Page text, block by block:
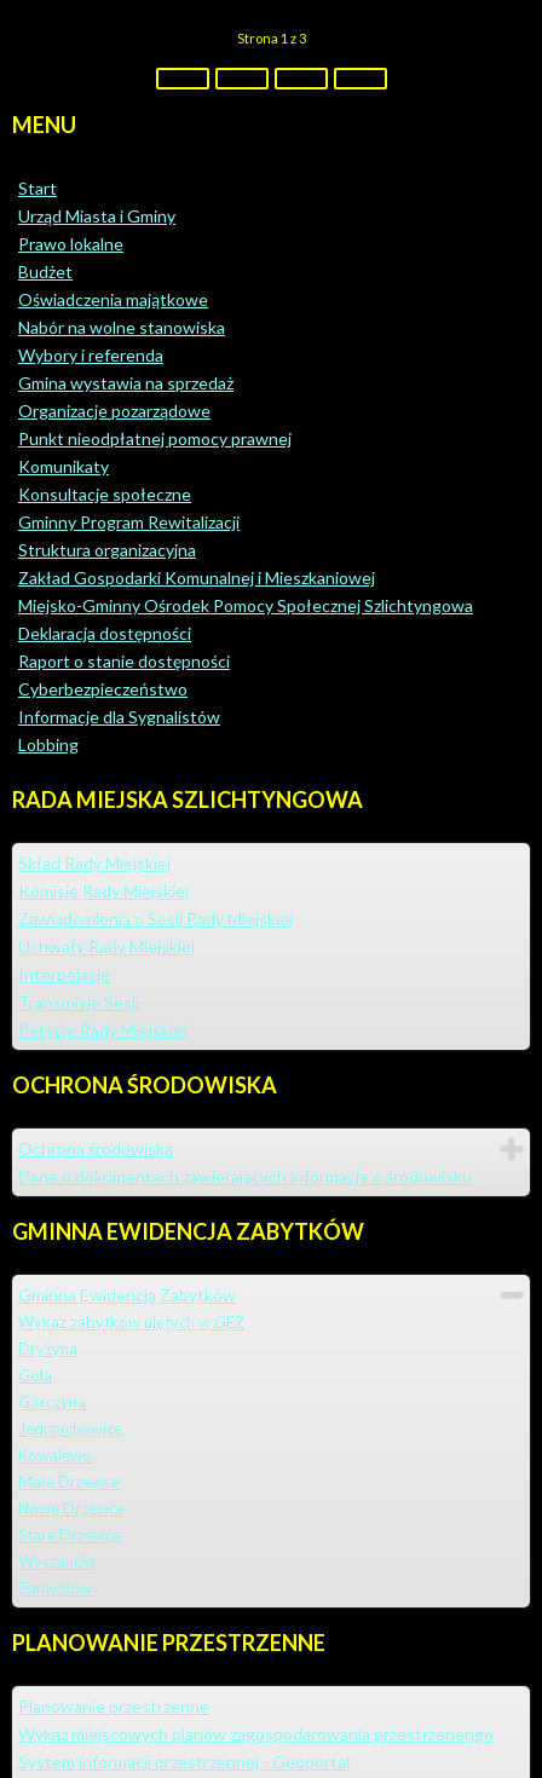
Strona 1 z 3
MENU
Start
Urząd Miasta i Gminy
Prawo lokalne
Budżet
Oświadczenia majątkowe
Nabór na wolne stanowiska
Wybory i referenda
Gmina wystawia na sprzedaż
Organizacje pozarządowe
Punkt nieodpłatnej pomocy prawnej
Komunikaty
Konsultacje społeczne
Gminny Program Rewitalizacji
Struktura organizacyjna
Zakład Gospodarki Komunalnej i Mieszkaniowej
Miejsko-Gminny Ośrodek Pomocy Społecznej Szlichtyngowa
Deklaracja dostępności
Raport o stanie dostępności
Cyberbezpieczeństwo
Informacje dla Sygnalistów
Lobbing
RADAMIEJSKA SZLICHTYNGOWA
Skład Rady Miejskiej
Komisje Rady Miejskiej
Zawiadomienia o Sesji Rady Miejskiej
Uchwały Rady Miejskiej
Interpelacje
Transmisje Sesji
Petycje Rady Miejskiej
OCHRONAŚRODOWISKA
Ochrona środowiska
Dane o dokumentach zawierających informacje o środowisku
GMINNAEWIDENCJA ZABYTKÓW
Gminna Ewidencja Zabytków
Wykaz zabytków ujętych w GEZ
Dryżyna
Gola
Górczyna
Jędrzychowice
Kowalewo
Małe Drzewce
Nowe Drzewce
Stare Drzewce
Wyszanów
Zamysłów
PLANOWANIE PRZESTRZENNE
Planowanie przestrzenne
Wykaz miejscowych planów zagospodarowania przestrzenengo
System informacji przestrzennej - Geoportal